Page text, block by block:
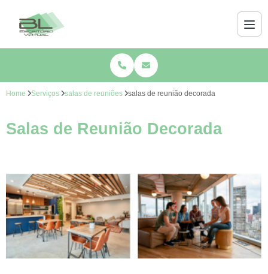
Home Serviços salas de reuniões salas de reunião decorada
Salas de Reunião Decorada